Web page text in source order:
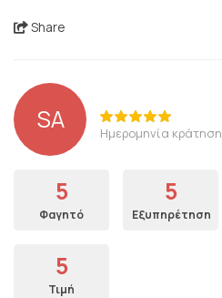
Share
SA Ημερομηνία
5
Φαγητό
5
Εξυπηρέτηση
5
Τιμή